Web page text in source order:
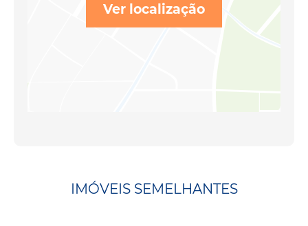
Ver localização
IMÓVEIS SEMELHANTES